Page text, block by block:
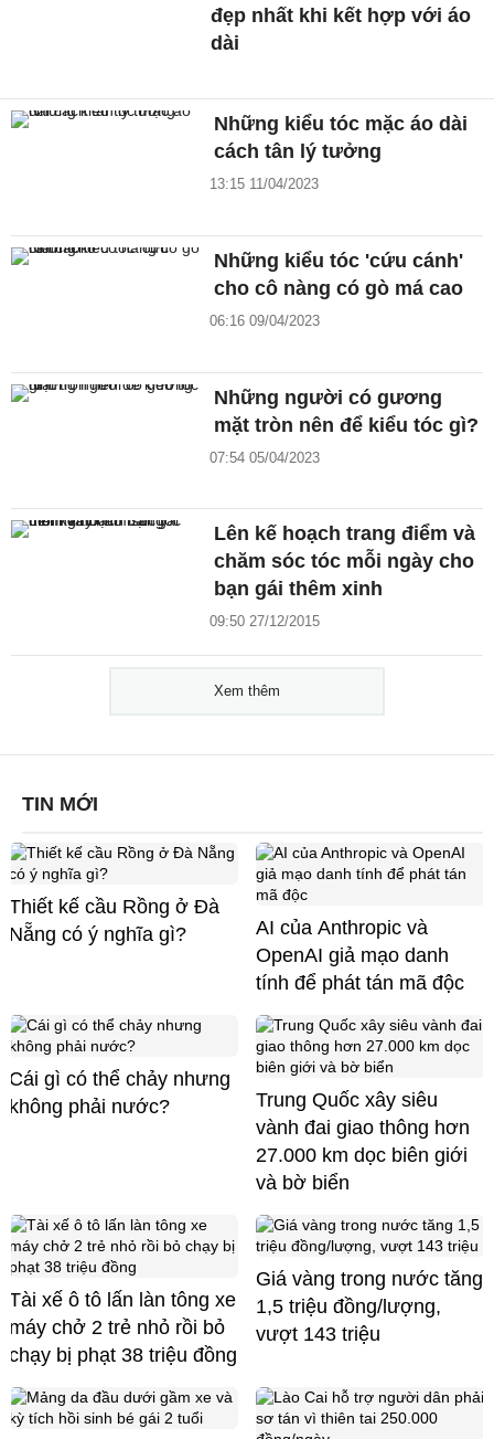
đẹp nhất khi kết hợp với áo
dài
Những kiểu tóc mặc áo dài
cách tân lý tưởng
13:15 11/04/2023
Những kiểu tóc 'cứu cánh'
cho cô nàng có gò má cao
06:16 09/04/2023
Những người có gương
mặt tròn nên để kiểu tóc gì?
07:54 05/04/2023
Lên kế hoạch trang điểm và
chăm sóc tóc mỗi ngày cho
bạn gái thêm xinh
09:50 27/12/2015
Xem thêm
TIN MỚI
Thiết kế cầu Rồng ở Đà
Nẵng có ý nghĩa gì?
AI của Anthropic và
OpenAI giả mạo danh
tính để phát tán mã độc
Cái gì có thể chảy nhưng
không phải nước?
Trung Quốc xây siêu
vành đai giao thông hơn
27.000 km dọc biên giới
và bờ biển
Tài xế ô tô lấn làn tông xe
máy chở 2 trẻ nhỏ rồi bỏ
chạy bị phạt 38 triệu đồng
Giá vàng trong nước tăng
1,5 triệu đồng/lượng,
vượt 143 triệu